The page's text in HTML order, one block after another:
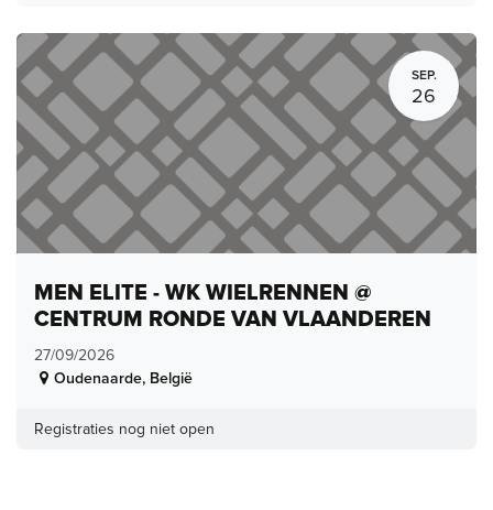
SEP.
26
MEN ELITE - WK WIELRENNEN @
CENTRUM RONDE VAN VLAANDEREN
27/09/2026
Oudenaarde, België
Registraties nog niet open